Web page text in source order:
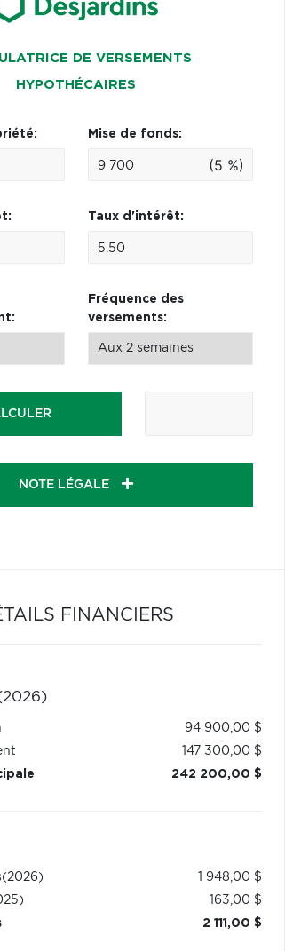
DE VERSEMENTS
HYPOTHÉCAIRES
Mise de fonds:
(5 %)
Taux d'intérêt:
Fréquence des
versements:
NOTE LÉGALE
FINANCIERS
94 900,00 $
147 300,00 $
242 200,00 $
(2026)
1 948,00 $
163,00 $
2 111,00 $